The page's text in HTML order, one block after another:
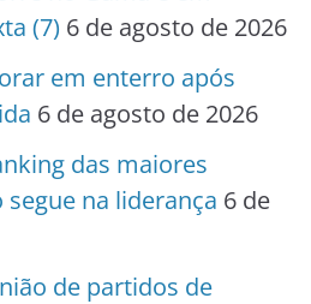
(7) 6 de agosto de 2026
em enterro após
6 de agosto de 2026
das maiores
na liderança 6 de
de partidos de